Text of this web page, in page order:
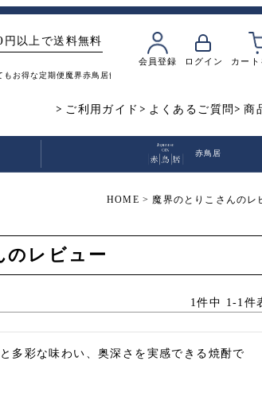
会員登録 ログイン カート
以上で送料無料
もお得な定期便 魔界赤鳥居飲み比べ
ご利用ガイド よくあるご質問 商
赤鳥居
HOME 魔界のとりこさんのレ
のレビュー
1件中 1 -1 件
多彩な味わい、奥深さを実感できる焼酎で